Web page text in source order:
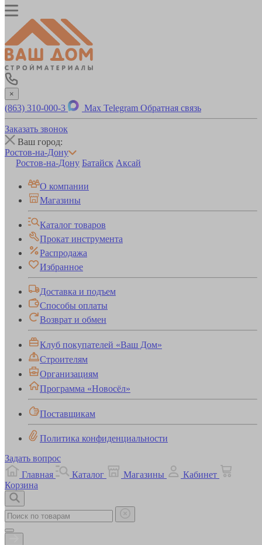
×
(863) 310-000-3 Max Telegram Обратная связь
Заказать звонок
Ваш город:
Ростов-на-Дону
Ростов-на-Дону Батайск Аксай
О компании
Магазины
Каталог товаров
Прокат инструмента
Распродажа
Избранное
Доставка и подъем
Способы оплаты
Возврат и обмен
Клуб покупателей «Ваш Дом»
Строителям
Организациям
Программа «Новосёл»
Поставщикам
Политика конфиденциальности
Задать вопрос
Главная
Каталог Магазины
Кабинет
Корзина